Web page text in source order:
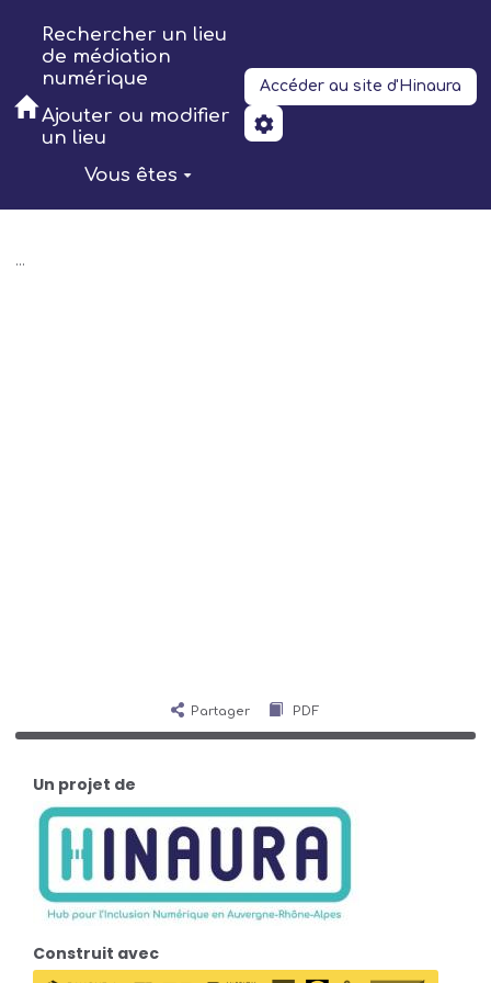
Aller au contenu principal
Rechercher un lieu
de médiation
numérique
Ajouter ou modifier
un lieu
Vous êtes
Accéder au site d'Hinaura
...
Partager PDF
Un projet de
Construit avec